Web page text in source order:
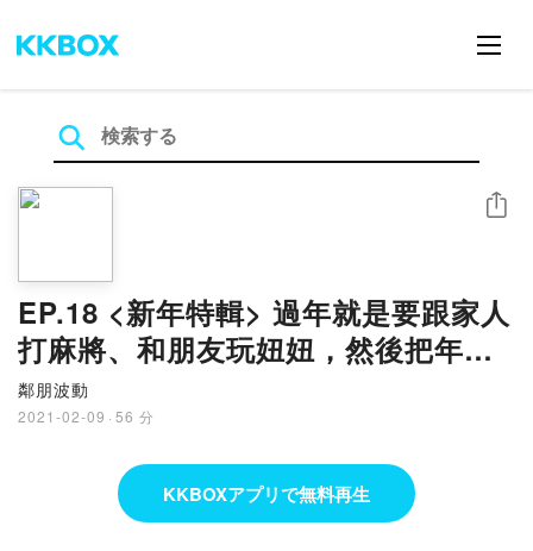
EP.18 <新年特輯> 過年就是要跟家人
打麻將、和朋友玩妞妞，然後把年終
獎金輸光光 ?! (唯~~~小賭怡情阿!!
ft. AMY
鄰朋波動
2021-02-09 · 56 分
シェア
KKBOXアプリで無料再生